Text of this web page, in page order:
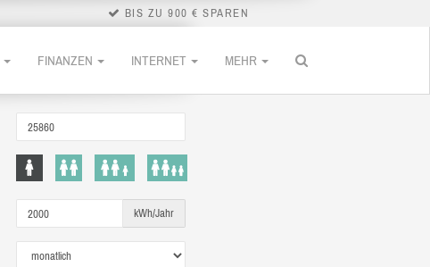
BIS ZU 900 € SPAREN
FINANZEN INTERNET MEHR
kWh/Jahr